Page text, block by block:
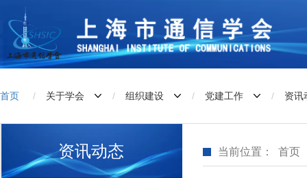
首页 / 关于学会 / 组织建设 / 党建工作 / 资讯
资讯动态 当前位置： 首页